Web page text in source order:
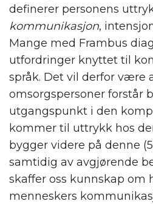
definerer personens
kommunikasjon,
Mange med Frambus
utfordringer knyttet til
språk. Det vil derfor være
omsorgspersoner forstår
utgangspunkt i den
kommer til uttrykk hos
bygger videre på denne
samtidig av avgjørende
skaffer oss kunnskap om
menneskers